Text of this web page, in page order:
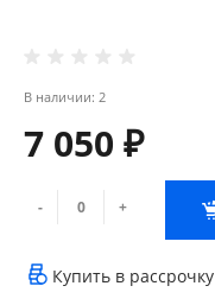
В наличии: 2
7 050 ₽
- +
Купить в рассрочку